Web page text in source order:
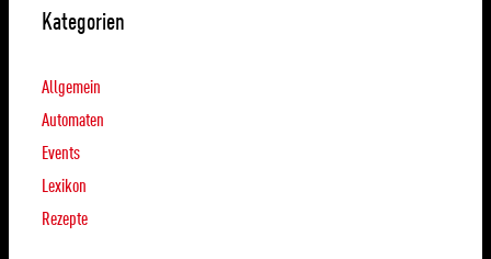
Kategorien
Allgemein
Automaten
Events
Lexikon
Rezepte